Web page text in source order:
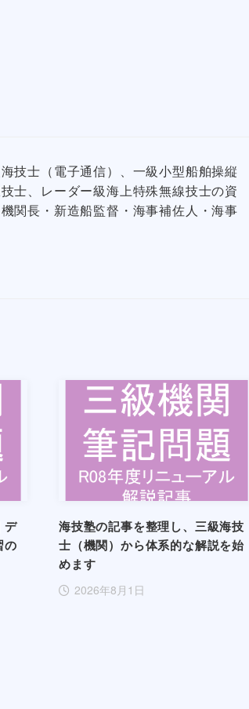
技士（電子通信）、一級小型船舶操縦
士、レーダー級海上特殊無線技士の資
関長・新造船監督・海事補佐人・海事
デ
の
海技塾の記事を整理し、三級海技
士（機関）から体系的な解説を始
めます
2026年8月1日